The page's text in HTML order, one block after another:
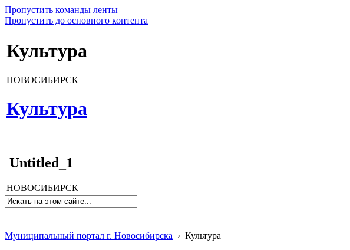
Пропустить команды ленты
Пропустить до основного контента
Культура
НОВОСИБИРСК
Культура
Untitled_1
НОВОСИБИРСК
Муниципальный портал г. Новосибирска › Культура